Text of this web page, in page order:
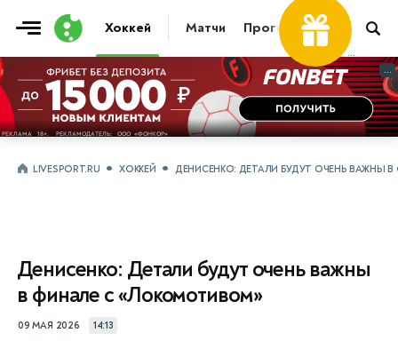
Хоккей Матчи Прогнозы
...
...
LIVESPORT.RU ХОККЕЙ ДЕНИСЕНКО: ДЕТАЛИ БУДУТ ОЧЕНЬ ВАЖНЫ
Денисенко: Детали будут очень важны
в финале с «Локомотивом»
09 МАЯ 2026 14:13